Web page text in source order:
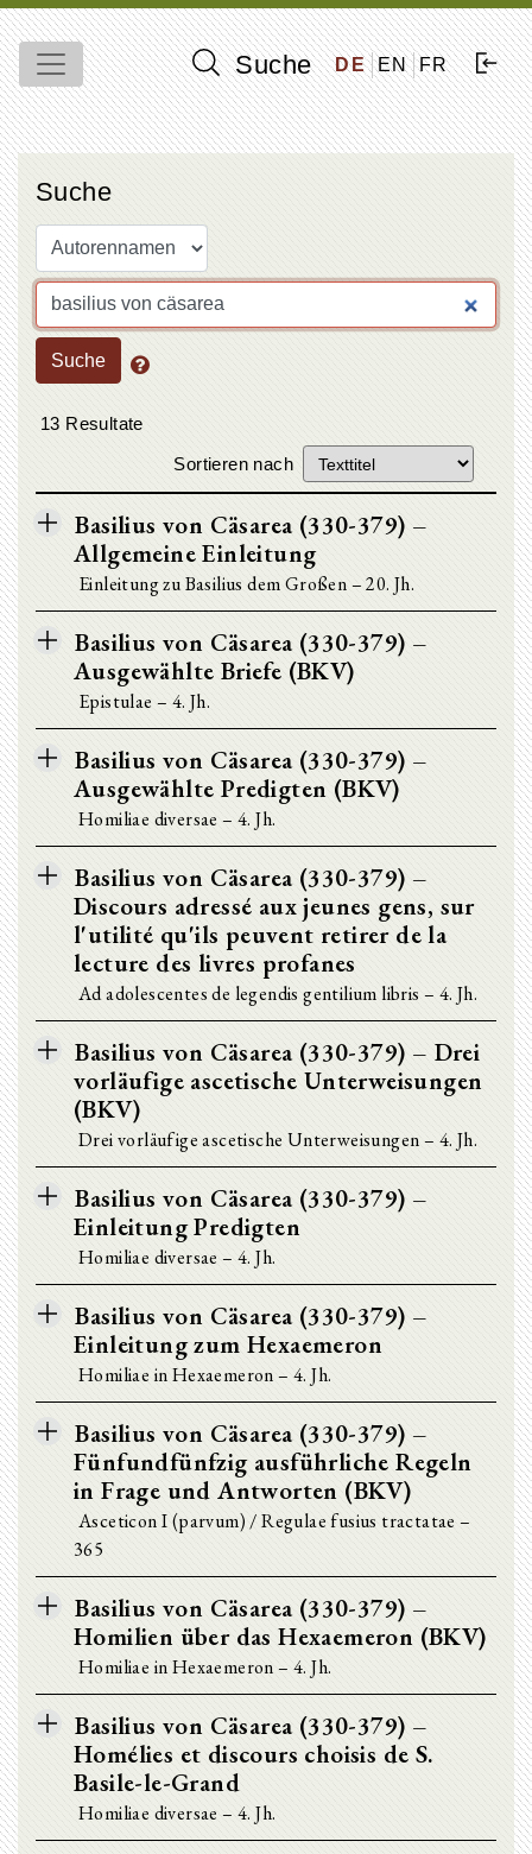
Suche DE EN FR
Suche
Suche
13 Resultate
Sortieren nach
Basilius von Cäsarea (330-379) –
Allgemeine Einleitung
Einleitung zu Basilius dem Großen – 20. Jh.
Basilius von Cäsarea (330-379) –
Ausgewählte Briefe (BKV)
Epistulae – 4. Jh.
Basilius von Cäsarea (330-379) –
Ausgewählte Predigten (BKV)
Homiliae diversae – 4. Jh.
Basilius von Cäsarea (330-379) –
Discours adressé aux jeunes gens, sur
l'utilité qu'ils peuvent retirer de la
lecture des livres profanes
Ad adolescentes de legendis gentilium libris – 4. Jh.
Basilius von Cäsarea (330-379) – Drei
vorläufige ascetische Unterweisungen
(BKV)
Drei vorläufige ascetische Unterweisungen – 4. Jh.
Basilius von Cäsarea (330-379) –
Einleitung Predigten
Homiliae diversae – 4. Jh.
Basilius von Cäsarea (330-379) –
Einleitung zum Hexaemeron
Homiliae in Hexaemeron – 4. Jh.
Basilius von Cäsarea (330-379) –
Fünfundfünfzig ausführliche Regeln
in Frage und Antworten (BKV)
Asceticon I (parvum) / Regulae fusius tractatae –
365
Basilius von Cäsarea (330-379) –
Homilien über das Hexaemeron (BKV)
Homiliae in Hexaemeron – 4. Jh.
Basilius von Cäsarea (330-379) –
Homélies et discours choisis de S.
Basile-le-Grand
Homiliae diversae – 4. Jh.